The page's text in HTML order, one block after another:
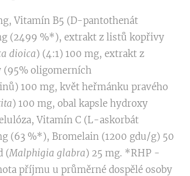
Vitamín B5 (D-pantothenát
(2499 %*), extrakt z listů kopřivy
dioica) (4:1) 100 mg, extrakt z
(95% oligomerních
100 mg, květ heřmánku pravého
) 100 mg, obal kapsle hydroxy
Vitamín C (L-askorbát
(63 %*), Bromelain (1200 gdu/g) 50
(Malphigia glabra) 25 mg. *RHP -
příjmu u průměrné dospělé osoby